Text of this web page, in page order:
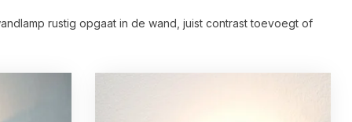
rustig opgaat in de wand, juist contrast toevoegt of